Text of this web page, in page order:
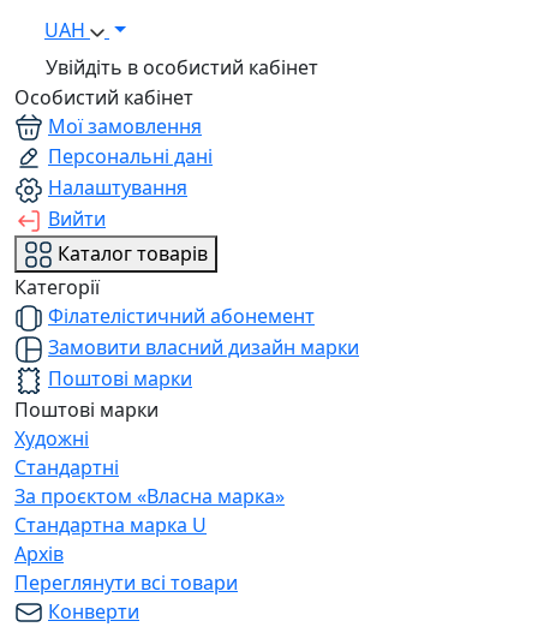
UAH
Увійдіть в особистий кабінет
Особистий кабінет
Мої замовлення
Персональні дані
Налаштування
Вийти
Каталог товарів
Категорії
Філателістичний абонемент
Замовити власний дизайн марки
Поштові марки
Поштові марки
Художні
Стандартні
За проєктом «Власна марка»
Стандартна марка U
Архів
Переглянути всі товари
Конверти